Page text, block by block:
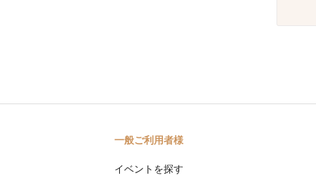
一般ご利用者様
イベントを探す